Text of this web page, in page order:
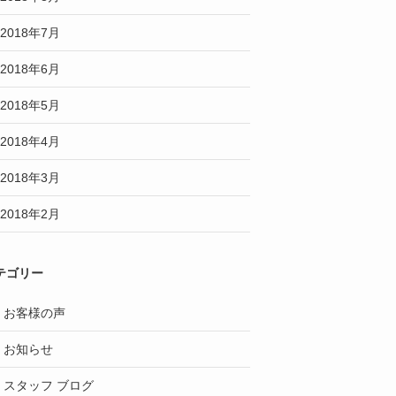
2018年7月
2018年6月
2018年5月
2018年4月
2018年3月
2018年2月
ゴリー
お客様の声
お知らせ
スタッフ ブログ